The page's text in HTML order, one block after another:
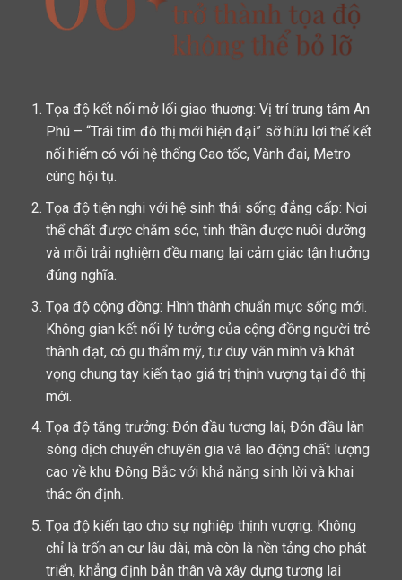
Tọa độ kết nối mở lối giao thuơng: Vị trí trung tâm An
Phú – “Trái tim đô thị mới hiện đại” sỡ hữu lợi thế kết
nối hiếm có với hệ thống Cao tốc, Vành đai, Metro
cùng hội tụ.
Tọa độ tiện nghi với hệ sinh thái sống đẳng cấp: Nơi
thể chất được chăm sóc, tinh thần được nuôi dưỡng
và mỗi trải nghiệm đều mang lại cảm giác tận hưởng
đúng nghĩa.
Tọa độ cộng đồng: Hình thành chuẩn mực sống mới.
Không gian kết nối lý tưởng của cộng đồng người trẻ
thành đạt, có gu thẩm mỹ, tư duy văn minh và khát
vọng chung tay kiến tạo giá trị thịnh vượng tại đô thị
mới.
Tọa độ tăng trưởng: Đón đầu tương lai, Đón đầu làn
sóng dịch chuyển chuyên gia và lao động chất lượng
cao về khu Đông Bắc với khả năng sinh lời và khai
thác ổn định.
Tọa độ kiến tạo cho sự nghiệp thịnh vượng: Không
chỉ là trốn an cư lâu dài, mà còn là nền tảng cho phát
triển, khẳng định bản thân và xây dựng tương lai